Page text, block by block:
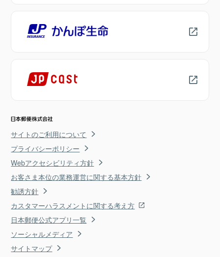
サイトのご利用について
プライバシーポリシー
Webアクセシビリティ方針
お客さま本位の業務運営に関する基本方針
勧誘方針
カスタマーハラスメントに関する考え方
日本郵便公式アプリ一覧
ソーシャルメディア
サイトマップ